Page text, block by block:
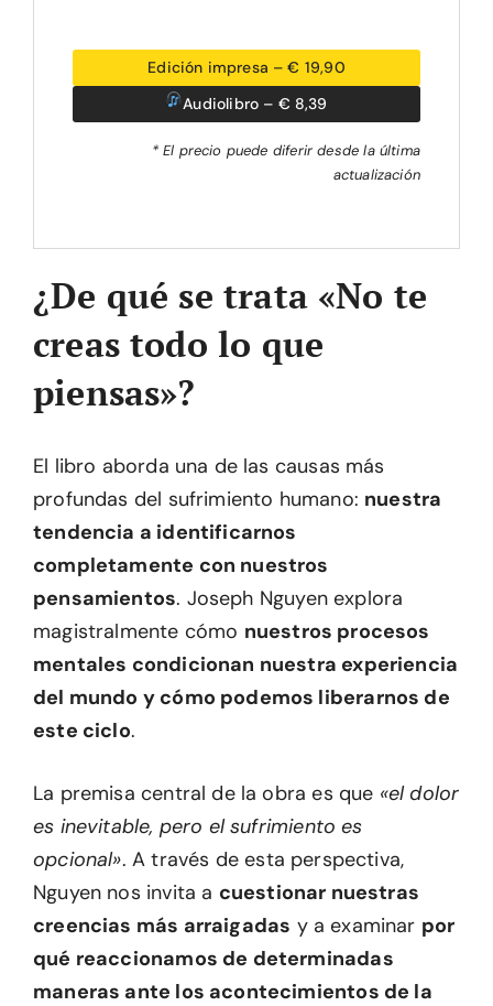
Edición impresa – € 19,90
Audiolibro – € 8,39
* El precio puede diferir desde la última
actualización
¿De qué se trata «No te
creas todo lo que
piensas»?
El libro aborda una de las causas más
profundas del sufrimiento humano: nuestra
tendencia a identificarnos
completamente con nuestros
pensamientos. Joseph Nguyen explora
magistralmente cómo nuestros procesos
mentales condicionan nuestra experiencia
del mundo y cómo podemos liberarnos de
este ciclo.
La premisa central de la obra es que «el dolor
es inevitable, pero el sufrimiento es
opcional». A través de esta perspectiva,
Nguyen nos invita a cuestionar nuestras
creencias más arraigadas y a examinar por
qué reaccionamos de determinadas
maneras ante los acontecimientos de la